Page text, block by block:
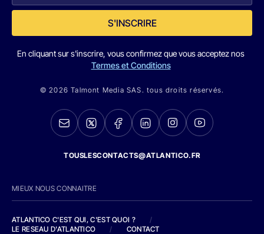
S'INSCRIRE
En cliquant sur s'inscrire, vous confirmez que vous acceptez nos
Termes et Conditions
© 2026 Talmont Media SAS. tous droits réservés.
TOUSLESCONTACTS@ATLANTICO.FR
MIEUX NOUS CONNAITRE
ATLANTICO C'EST QUI, C'EST QUOI ?
/
LE RESEAU D'ATLANTICO
/ CONTACT